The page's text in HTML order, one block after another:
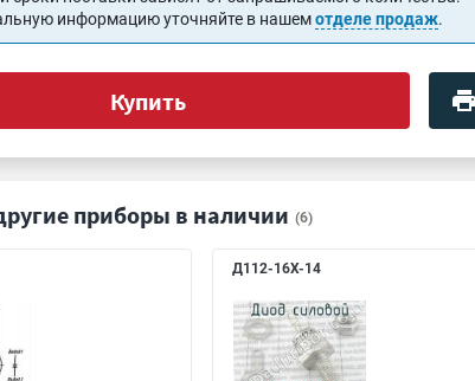
информацию уточняйте в нашемотделе продаж.
Купить
приборы в наличии (6)
Д112-16Х-14